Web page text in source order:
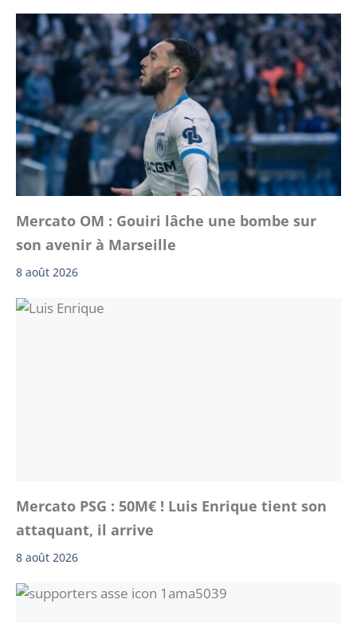
Mercato OM : Gouiri lâche une bombe sur
son avenir à Marseille
8 août 2026
Mercato PSG : 50M€ ! Luis Enrique tient son
attaquant, il arrive
8 août 2026